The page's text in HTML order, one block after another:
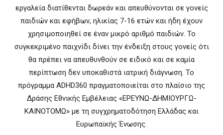
εργαλεία διατίθενται δωρεάν και απευθύνονται σε γονείς
παιδιών και εφήβων, ηλικίας 7-16 ετών και ήδη έχουν
χρησιμοποιηθεί σε έναν μικρό αριθμό παιδιών. Το
συγκεκριμένο παιχνίδι δίνει την ένδειξη στους γονείς ότι
θα πρέπει να απευθυνθούν σε ειδικό και σε καμία
περίπτωση δεν υποκαθιστά ιατρική διάγνωση. Το
πρόγραμμα ADHD360 πραγματοποιείται στο πλαίσιο της
Δράσης Εθνικής Εμβέλειας «ΕΡΕΥΝΩ-ΔΗΜΙΟΥΡΓΩ-
ΚΑΙΝΟΤΟΜΩ» με τη συγχρηματοδότηση Ελλάδας και
Ευρωπαϊκής Ένωσης.